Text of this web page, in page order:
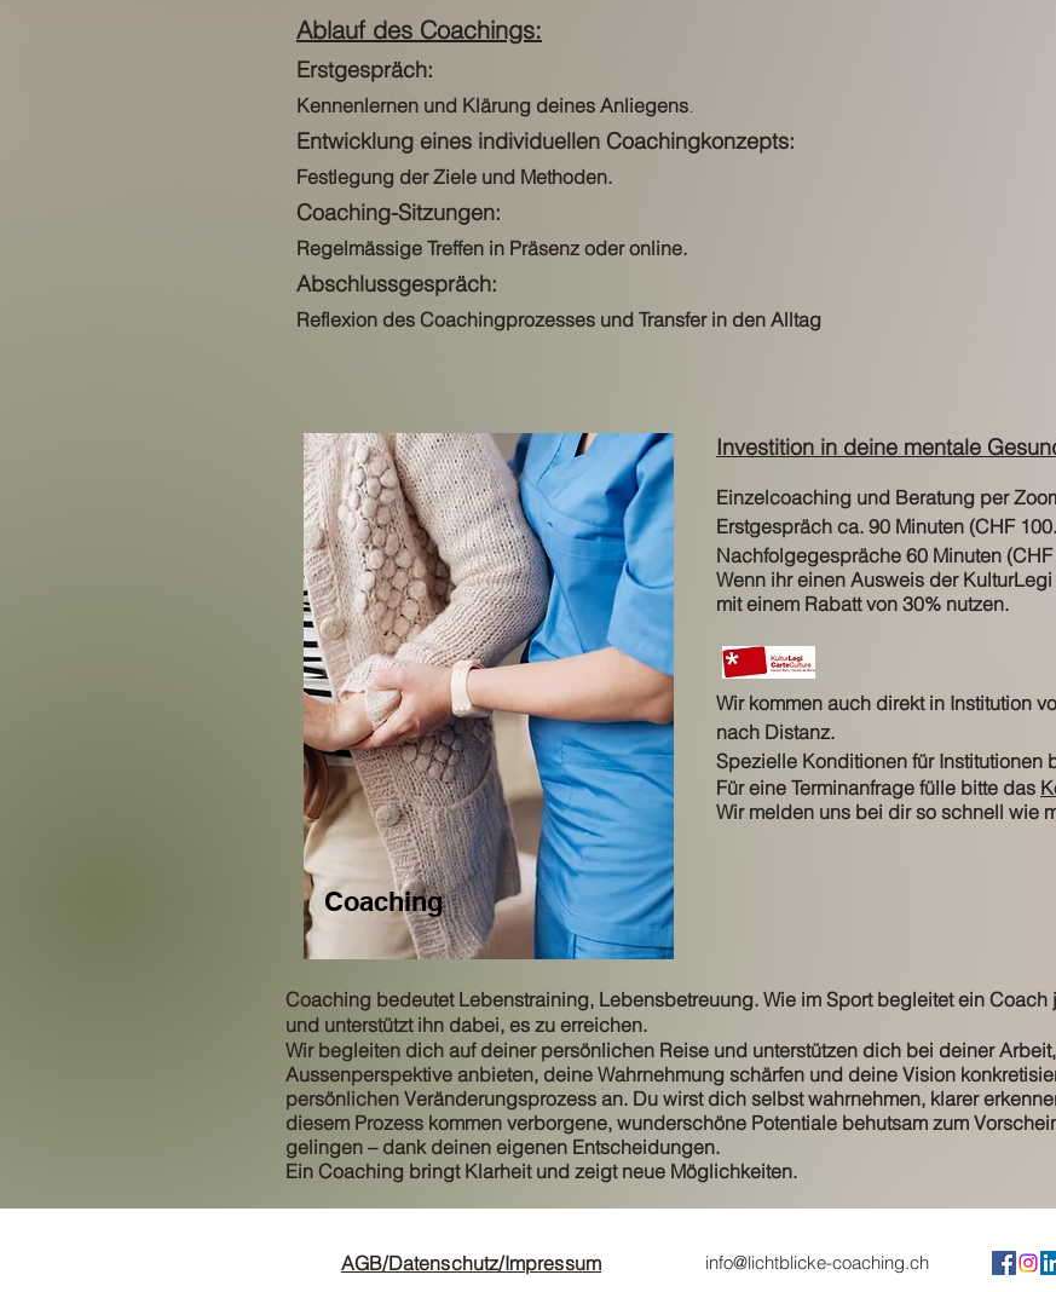
Ablauf des Coachings:
Erstgespräch:
Kennenlernen und Klärung deines Anliegens.
Entwicklung eines individuellen Coachingkonzepts:
Festlegung der Ziele und Methoden.
Coaching-Sitzungen:
Regelmässige Treffen in Präsenz oder online.
Abschlussgespräch:
Reflexion des Coachingprozesses und Transfer in den Alltag
Coaching
Investition in deine mentale
Einzelcoaching und Beratung per
Erstgespräch ca. 90 Minuten (CHF
Nachfolgegespräche 60 Minuten (CHF
Wenn ihr einen Ausweis der
mit einem Rabatt von 30% nutzen.
Wir kommen auch direkt in Institution
nach Distanz.
Spezielle Konditionen für Institutionen
Für eine Terminanfrage fülle bitte das
Wir melden uns bei dir so schnell wie
Coaching bedeutet Lebenstraining, Lebensbetreuung. Wie im Sport begleitet ein Coach
und unterstützt ihn dabei, es zu erreichen.
Wir begleiten dich auf deiner persönlichen Reise und unterstützen dich bei deiner
Aussenperspektive anbieten, deine Wahrnehmung schärfen und deine Vision
persönlichen Veränderungsprozess an. Du wirst dich selbst wahrnehmen, klarer
diesem Prozess kommen verborgene, wunderschöne Potentiale behutsam zum
gelingen – dank deinen eigenen Entscheidungen.
Ein Coaching bringt Klarheit und zeigt neue Möglichkeiten.
AGB/Datenschutz/Impressum info@lichtblicke-coaching.ch